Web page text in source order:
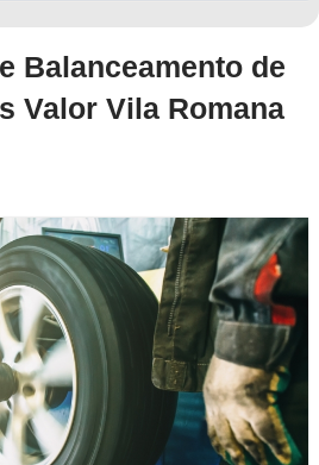
Balanceamento de
Valor Vila Romana